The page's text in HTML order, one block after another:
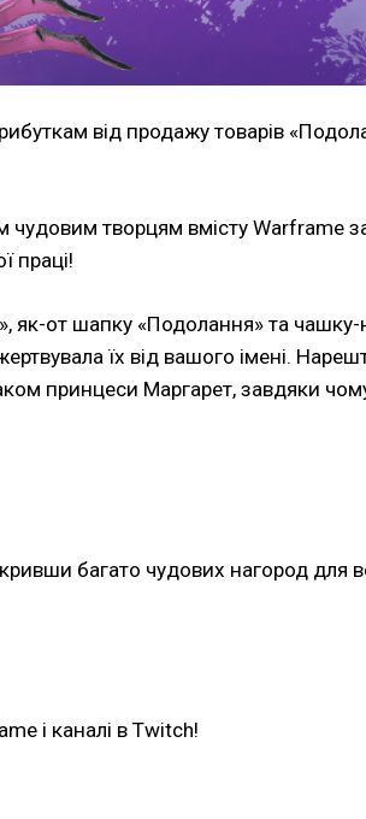
від продажу товарів
творцям вмісту Warframe
праці!
як-от шапку «Подолання» та
їх від вашого імені.
принцеси Маргарет, завдяки
багато чудових нагород для
і каналі в Twitch!